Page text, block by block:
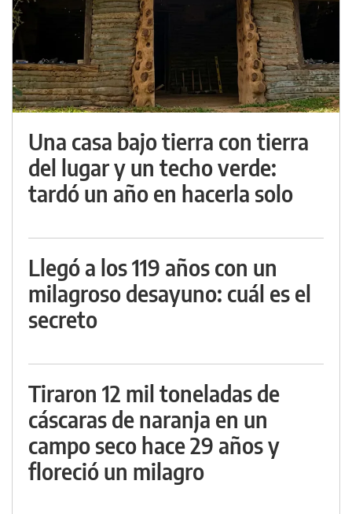
Una casa bajo tierra con tierra
del lugar y un techo verde:
tardó un año en hacerla solo
Llegó a los 119 años con un
milagroso desayuno: cuál es el
secreto
Tiraron 12 mil toneladas de
cáscaras de naranja en un
campo seco hace 29 años y
floreció un milagro